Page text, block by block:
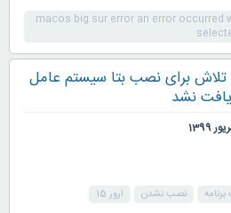
macos big sur error an error occurred
هنگام تلاش برای نصب بتا سیستم عامل
نصب نشدن ارور 15